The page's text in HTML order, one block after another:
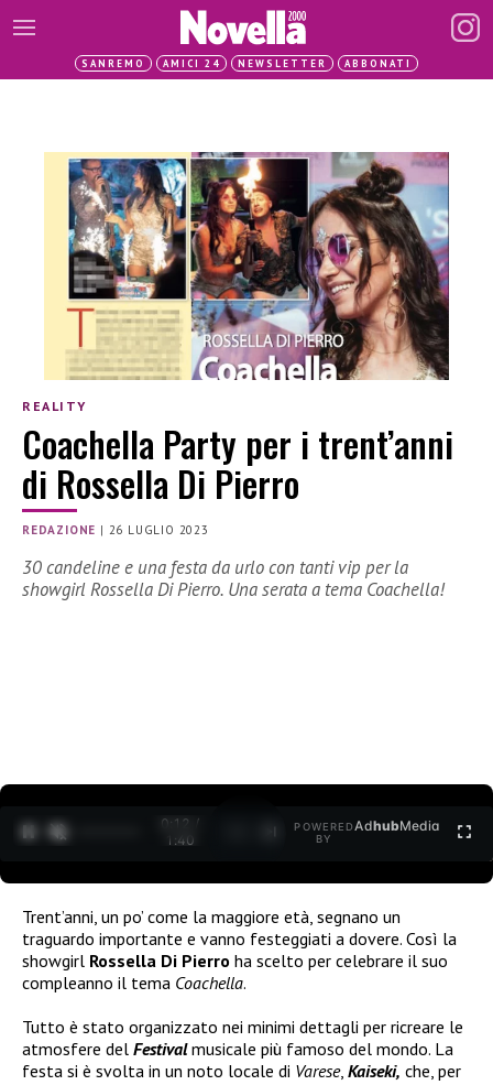
SANREMO AMICI 24 NEWSLETTER ABBONATI
REALITY
Coachella Party per i trent’anni
di Rossella Di Pierro
REDAZIONE | 26 LUGLIO 2023
30 candeline e una festa da urlo con tanti vip per la
showgirl Rossella Di Pierro. Una serata a tema Coachella!
0:13 /
1:40
POWERED
BY
AdhubMedia
Trent’anni, un po’ come la maggiore età, segnano un
traguardo importante e vanno festeggiati a dovere. Così la
showgirl Rossella Di Pierro ha scelto per celebrare il suo
compleanno il tema Coachella.
Tutto è stato organizzato nei minimi dettagli per ricreare le
atmosfere del Festivalmusicale più famoso del mondo. La
festa si è svolta in un noto locale di Varese, Kaiseki, che, per